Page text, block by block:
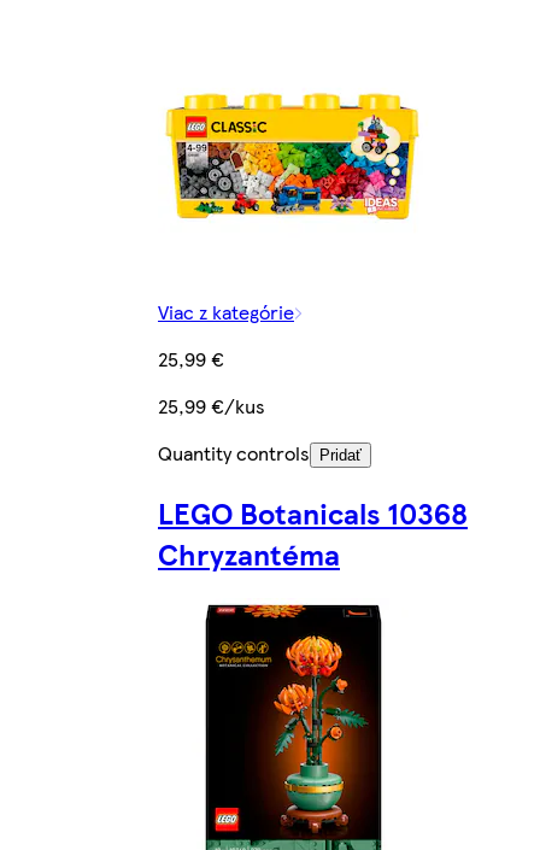
Viac z kategórie
25,99 €
25,99 €/kus
Quantity controls
Pridať
LEGO Botanicals 10368
Chryzantéma